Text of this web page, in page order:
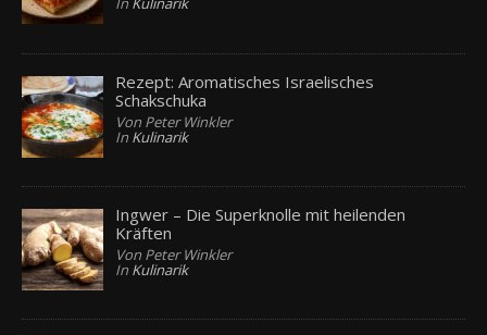
Rezept: Aromatisches Israelisches
Schakschuka
Von Peter Winkler
In Kulinarik
Ingwer – Die Superknolle mit heilenden
Kräften
Von Peter Winkler
In Kulinarik